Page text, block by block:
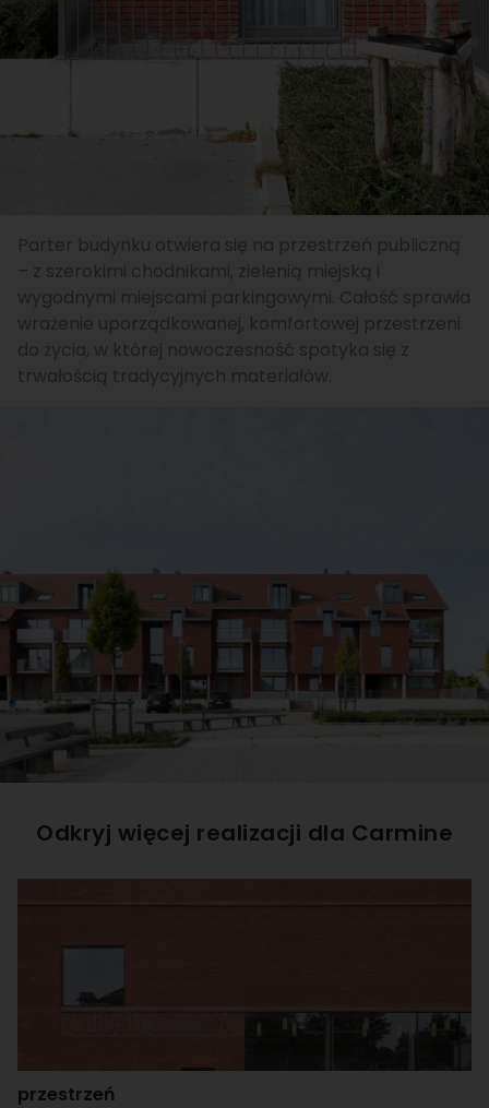
Parter budynku otwiera się na przestrzeń publiczną
– z szerokimi chodnikami, zielenią miejską i
wygodnymi miejscami parkingowymi. Całość sprawia
wrażenie uporządkowanej, komfortowej przestrzeni
do życia, w której nowoczesność spotyka się z
trwałością tradycyjnych materiałów.
Odkryj więcej realizacji dla Carmine
przestrzeń